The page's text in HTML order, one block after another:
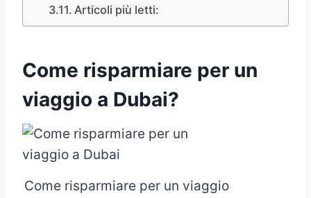
Articoli più letti:
Come risparmiare per un
viaggio a Dubai?
Come risparmiare per un viaggio